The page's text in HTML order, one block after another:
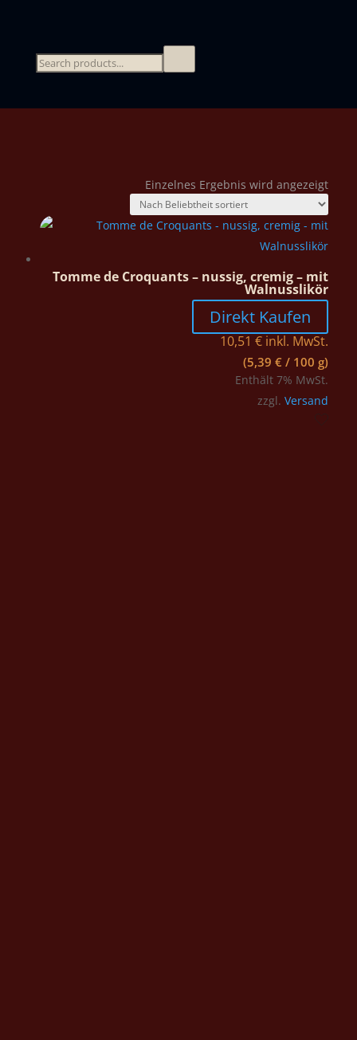
Einzelnes Ergebnis wird angezeigt
Tomme de Croquants – nussig, cremig – mit
Walnusslikör
Direkt Kaufen
10,51 € inkl. MwSt.
(5,39 € / 100 g)
Enthält 7% MwSt.
zzgl. Versand